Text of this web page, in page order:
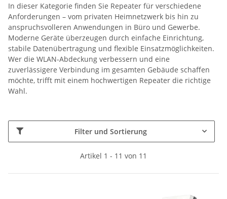
In dieser Kategorie finden Sie Repeater für verschiedene
Anforderungen – vom privaten Heimnetzwerk bis hin zu
anspruchsvolleren Anwendungen in Büro und Gewerbe.
Moderne Geräte überzeugen durch einfache Einrichtung,
stabile Datenübertragung und flexible Einsatzmöglichkeiten.
Wer die WLAN-Abdeckung verbessern und eine
zuverlässigere Verbindung im gesamten Gebäude schaffen
möchte, trifft mit einem hochwertigen Repeater die richtige
Wahl.
Filter und Sortierung
Artikel 1 - 11 von 11